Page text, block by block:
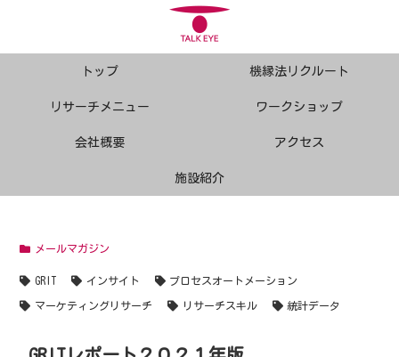
トップ 機縁法リクルート
リサーチメニュー ワークショップ
会社概要 アクセス
施設紹介
メールマガジン
GRIT インサイト プロセスオートメーション
マーケティングリサーチ リサーチスキル 統計データ